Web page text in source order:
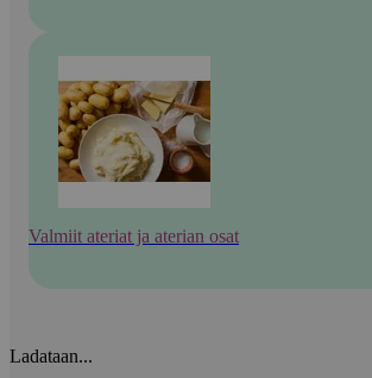
Valmiit ateriat ja aterian osat
Ladataan...